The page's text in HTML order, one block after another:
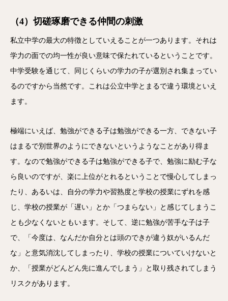
（4）切磋琢磨できる仲間の刺激
私立中学の最大の特徴としていえることが一つあります。それは
学力の面での均一性が良い意味で保たれているということです。
中学受験を通じて、同じくらいの学力の子が選別され集まってい
るのですから当然です。これは公立中学とまるで違う環境といえ
ます。
極端にいえば、勉強ができる子は勉強ができる一方、できない子
はまるで別世界のようにできないというようなことがあり得ま
す。なので勉強ができる子は勉強ができる子で、勉強に励む子な
ら良いのですが、楽に上位がとれるということで慢心してしまっ
たり、あるいは、自分の学力や習熟度と学校の授業にずれを感
じ、学校の授業が「遅い」とか「つまらない」と感じてしまうこ
とも少なくないともいます。そして、逆に勉強が苦手な子は子
で、「今度は、なんだか自分とは頭のできが違う奴がいるんだ
な」と意気消沈してしまったり、学校の授業についていけないと
か、「授業がどんどん先に進んでしまう」と取り残されてしまう
リスクがあります。